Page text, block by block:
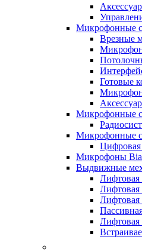
Микрофонные
Врезные
Готовые
Микрофонные
Микрофонные
Цифровая
Микрофоны
Выдвижные
Лифтовая
Лифтовая
Лифтовая
Лифтовая